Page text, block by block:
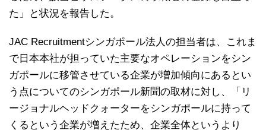
た」と状況を報告した。
JAC Recruitmentシンガポール法人の担当者は、これま
で日本本社が担っていた主要なオペレーションをシン
ガポールに移管させている企業が増加傾向にあるとい
う点についてのシンガポール新聞の取材に対し、「リ
ージョナルヘッドクォーターをシンガポールに持って
くるという企業が増えたため、企業全体というより